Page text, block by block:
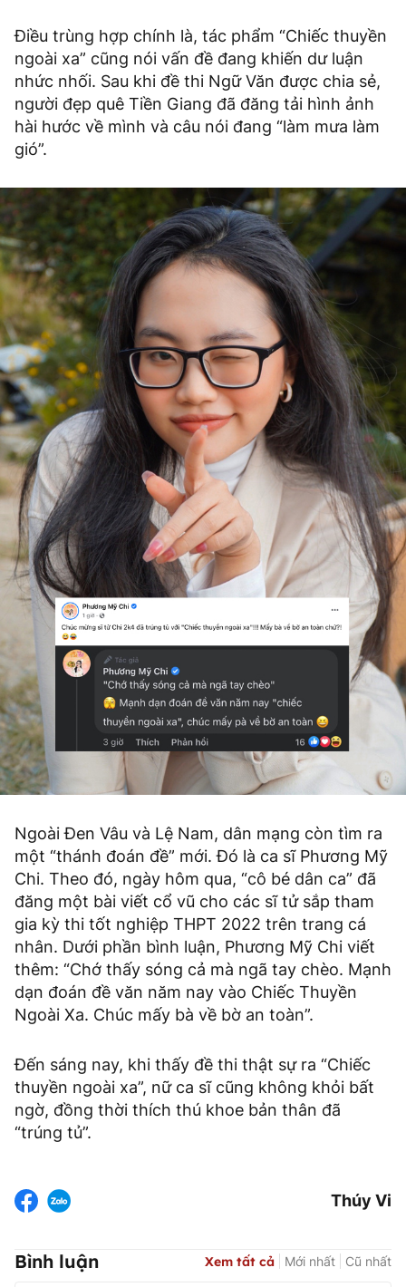
Điều trùng hợp chính là, tác phẩm “Chiếc thuyền
ngoài xa” cũng nói vấn đề đang khiến dư luận
nhức nhối. Sau khi đề thi Ngữ Văn được chia sẻ,
người đẹp quê Tiền Giang đã đăng tải hình ảnh
hài hước về mình và câu nói đang “làm mưa làm
gió”.
Ngoài Đen Vâu và Lệ Nam, dân mạng còn tìm ra
một “thánh đoán đề” mới. Đó là ca sĩ Phương Mỹ
Chi. Theo đó, ngày hôm qua, “cô bé dân ca” đã
đăng một bài viết cổ vũ cho các sĩ tử sắp tham
gia kỳ thi tốt nghiệp THPT 2022 trên trang cá
nhân. Dưới phần bình luận, Phương Mỹ Chi viết
thêm: “Chớ thấy sóng cả mà ngã tay chèo. Mạnh
dạn đoán đề văn năm nay vào Chiếc Thuyền
Ngoài Xa. Chúc mấy bà về bờ an toàn”.
Đến sáng nay, khi thấy đề thi thật sự ra “Chiếc
thuyền ngoài xa”, nữ ca sĩ cũng không khỏi bất
ngờ, đồng thời thích thú khoe bản thân đã
“trúng tủ”.
Thúy Vi
Bình luận Xem tất cả Mới nhất Cũ nhất